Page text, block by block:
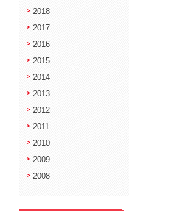
2018
2017
2016
2015
2014
2013
2012
2011
2010
2009
2008